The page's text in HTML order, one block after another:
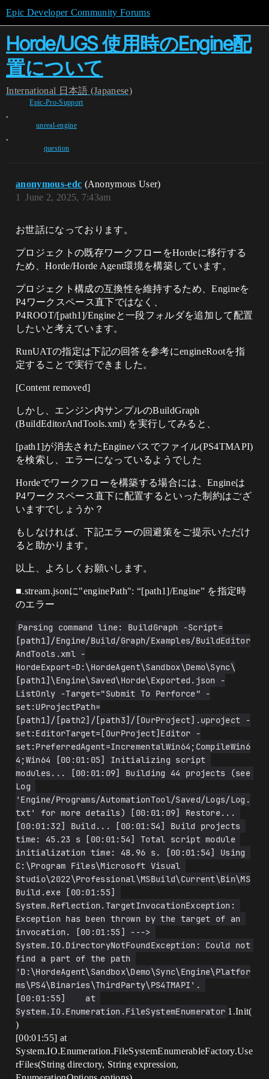
Epic Developer Community Forums
Horde/UGS 使用時のEngine配
置について
International 日本語 (Japanese)
Epic-Pro-Support
,
unreal-engine
,
question
anonymous-edc (Anonymous User)
June 2, 2025, 7:43am
1
お世話になっております。
プロジェクトの既存ワークフローをHordeに移行する
ため、Horde/Horde Agent環境を構築しています。
プロジェクト構成の互換性を維持するため、Engineを
P4ワークスペース直下ではなく、
P4ROOT/[path1]/Engineと一段フォルダを追加して配置
したいと考えています。
RunUATの指定は下記の回答を参考にengineRootを指
定することで実行できました。
[Content removed]
しかし、エンジン内サンプルのBuildGraph
(BuildEditorAndTools.xml) を実行してみると、
[path1]が消去されたEngineパスでファイル(PS4TMAPI)
を検索し、エラーになっているようでした
Hordeでワークフローを構築する場合には、Engineは
P4ワークスペース直下に配置するといった制約はござ
いますでしょうか？
もしなければ、下記エラーの回避策をご提示いただけ
ると助かります。
以上、よろしくお願いします。
■.stream.jsonに"enginePath": “[path1]/Engine” を指定時
のエラー
Parsing command line: BuildGraph -Script=
[path1]/Engine/Build/Graph/Examples/BuildEditor
AndTools.xml -
HordeExport=D:\HordeAgent\Sandbox\Demo\Sync\
[path1]\Engine\Saved\Horde\Exported.json -
ListOnly -Target="Submit To Perforce" -
set:UProjectPath=
[path1]/[path2]/[path3]/[OurProject].uproject -
set:EditorTarget=[OurProject]Editor -
set:PreferredAgent=IncrementalWin64;CompileWin6
4;Win64 [00:01:05] Initializing script
modules... [00:01:09] Building 44 projects (see
Log
'Engine/Programs/AutomationTool/Saved/Logs/Log.
txt' for more details) [00:01:09] Restore...
[00:01:32] Build... [00:01:54] Build projects
time: 45.23 s [00:01:54] Total script module
initialization time: 48.96 s. [00:01:54] Using
C:\Program Files\Microsoft Visual
Studio\2022\Professional\MSBuild\Current\Bin\MS
Build.exe [00:01:55]
System.Reflection.TargetInvocationException:
Exception has been thrown by the target of an
invocation. [00:01:55] --->
System.IO.DirectoryNotFoundException: Could not
find a part of the path
'D:\HordeAgent\Sandbox\Demo\Sync\Engine\Platfor
ms\PS4\Binaries\ThirdParty\PS4TMAPI'.
[00:01:55]    at
System.IO.Enumeration.FileSystemEnumerator 1.Init(
)
[00:01:55] at
System.IO.Enumeration.FileSystemEnumerableFactory.Use
rFiles(String directory, String expression,